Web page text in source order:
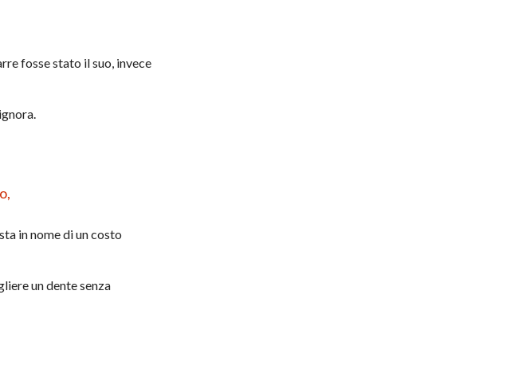
fosse stato il suo, invece
in nome di un costo
un dente senza